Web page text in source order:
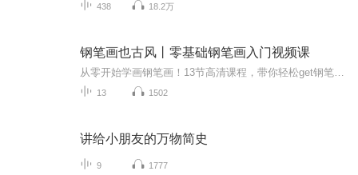
438 18.2万
钢笔画也古风丨零基础钢笔画入门视频课
13 1502
讲给小朋友的万物简史
9 1777